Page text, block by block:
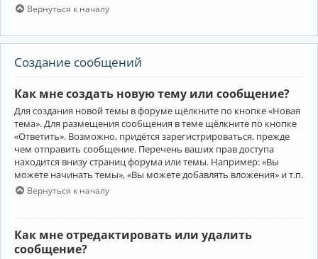
Вернуться к началу
Создание сообщений
Как мне создать новую тему или сообщение?
Для создания новой темы в форуме щёлкните по кнопке «Новая
тема». Для размещения сообщения в теме щёлкните по кнопке
«Ответить». Возможно, придётся зарегистрироваться, прежде
чем отправить сообщение. Перечень ваших прав доступа
находится внизу страниц форума или темы. Например: «Вы
можете начинать темы», «Вы можете добавлять вложения» и т.п.
Вернуться к началу
Как мне отредактировать или удалить
сообщение?